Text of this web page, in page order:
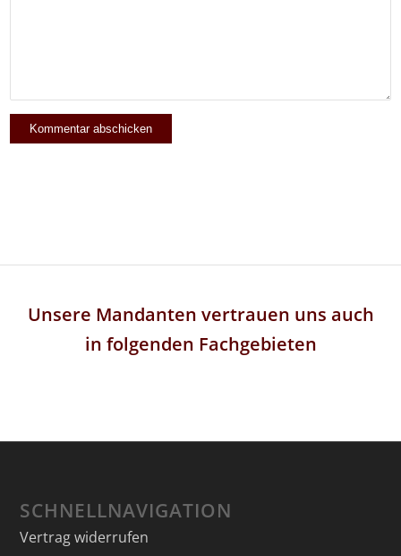
Unsere Mandanten vertrauen uns auch
in folgenden Fachgebieten
SCHNELLNAVIGATION
Vertrag widerrufen